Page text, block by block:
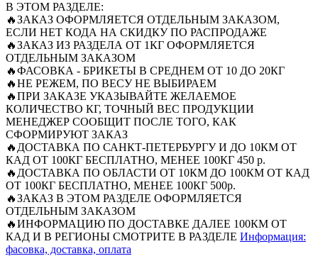
В ЭТОМ РАЗДЕЛЕ:
🔥ЗАКАЗ ОФОРМЛЯЕТСЯ ОТДЕЛЬНЫМ ЗАКАЗОМ,
ЕСЛИ НЕТ КОДА НА СКИДКУ ПО РАСПРОДАЖЕ
🔥ЗАКАЗ ИЗ РАЗДЕЛА ОТ 1КГ ОФОРМЛЯЕТСЯ
ОТДЕЛЬНЫМ ЗАКАЗОМ
🔥ФАСОВКА - БРИКЕТЫ В СРЕДНЕМ ОТ 10 ДО 20КГ
🔥НЕ РЕЖЕМ, ПО ВЕСУ НЕ ВЫБИРАЕМ
🔥ПРИ ЗАКАЗЕ УКАЗЫВАЙТЕ ЖЕЛАЕМОЕ
КОЛИЧЕСТВО КГ, ТОЧНЫЙ ВЕС ПРОДУКЦИИ
МЕНЕДЖЕР СООБЩИТ ПОСЛЕ ТОГО, КАК
СФОРМИРУЮТ ЗАКАЗ
🔥ДОСТАВКА ПО САНКТ-ПЕТЕРБУРГУ И ДО 10КМ ОТ
КАД ОТ 100КГ БЕСПЛАТНО, МЕНЕЕ 100КГ 450 р.
🔥ДОСТАВКА ПО ОБЛАСТИ ОТ 10КМ ДО 100КМ ОТ КАД
ОТ 100КГ БЕСПЛАТНО, МЕНЕЕ 100КГ 500р.
🔥ЗАКАЗ В ЭТОМ РАЗДЕЛЕ ОФОРМЛЯЕТСЯ
ОТДЕЛЬНЫМ ЗАКАЗОМ
🔥ИНФОРМАЦИЮ ПО ДОСТАВКЕ ДАЛЕЕ 100КМ ОТ
КАД И В РЕГИОНЫ СМОТРИТЕ В РАЗДЕЛЕ Информация:
фасовка, доставка, оплата